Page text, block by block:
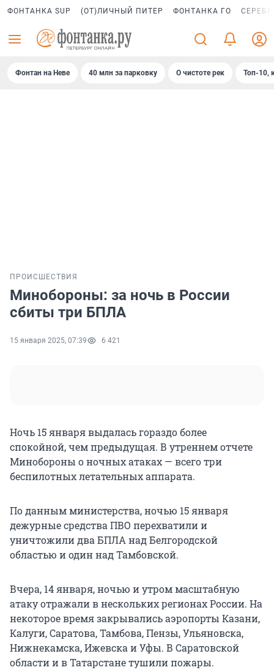
ФОНТАНКА SUP (ОТ)ЛИЧНЫЙ ПИТЕР ФОНТАНКА ГО
Фонтан на Неве 40 млн за парковку О чистоте рек Топ-10,
ПРОИСШЕСТВИЯ
Минобороны: за ночь в России
сбиты три БПЛА
15 января 2025, 07:39 6 421
Ночь 15 января выдалась гораздо более
спокойной, чем предыдущая. В утреннем отчете
Минобороны о ночных атаках — всего три
беспилотных летательных аппарата.
По данным министерства, ночью 15 января
дежурные средства ПВО перехватили и
уничтожили два БПЛА над Белгородской
областью и один над Тамбовской.
Вчера, 14 января, ночью и утром масштабную
атаку отражали в нескольких регионах России. На
некоторое время закрывались аэропорты Казани,
Калуги, Саратова, Тамбова, Пензы, Ульяновска,
Нижнекамска, Ижевска и Уфы. В Саратовской
области и в Татарстане тушили пожары.